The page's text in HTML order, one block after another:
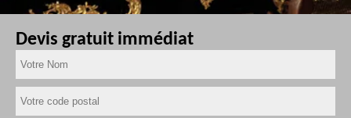
Devis gratuit immédiat